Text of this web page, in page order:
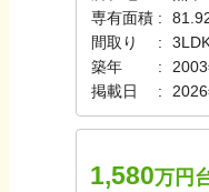
専有面積
間取り
築年
掲載日
1,580万円